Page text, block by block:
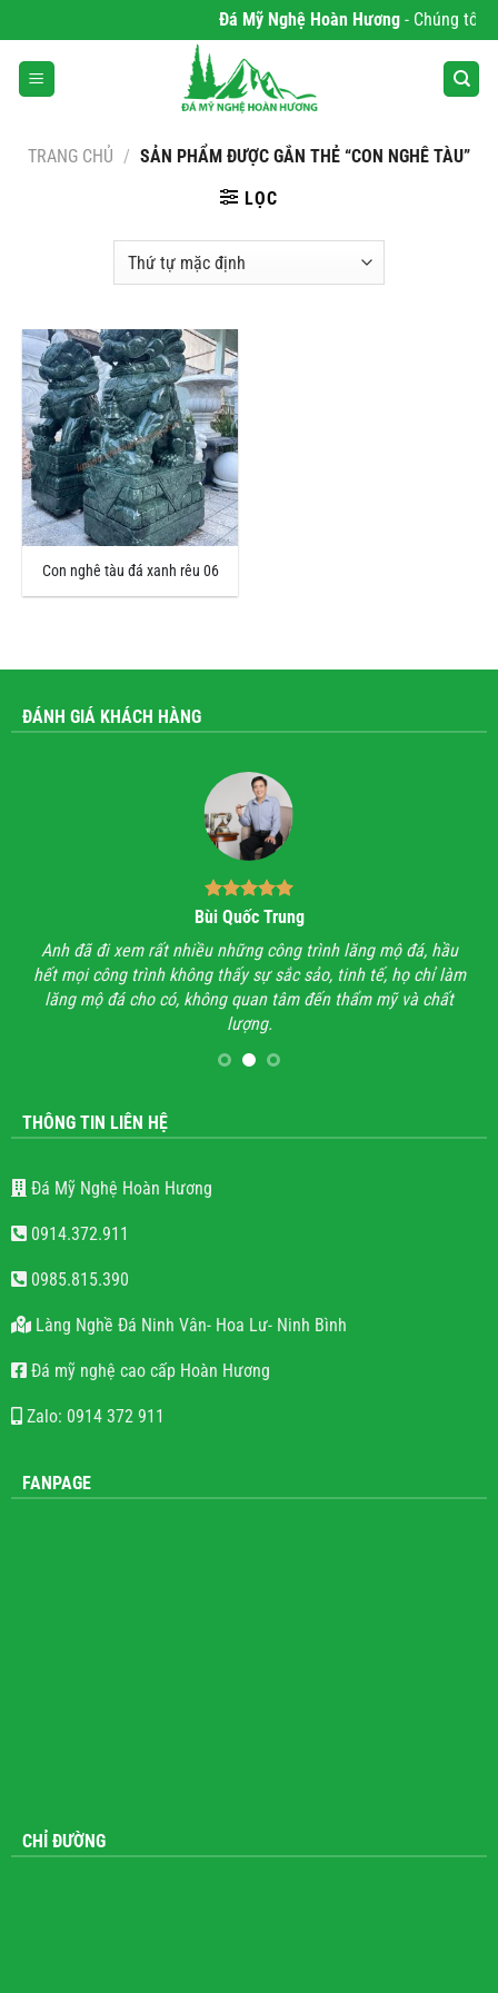
qua
nội
dung
Đá Mỹ Nghệ Hoàn Hương- Chúng tôi
TRANG CHỦ / SẢN PHẨM ĐƯỢC GẮN THẺ “CON NGHÊ TÀU”
LỌC
Con nghê tàu đá xanh rêu 06
ĐÁNH GIÁ KHÁCH HÀNG
Bùi Quốc Trung
Anh đã đi xem rất nhiều những công trình lăng mộ đá, hầu
hết mọi công trình không thấy sự sắc sảo, tinh tế, họ chỉ làm
lăng mộ đá cho có, không quan tâm đến thẩm mỹ và chất
lượng.
THÔNG TIN LIÊN HỆ
Đá Mỹ Nghệ Hoàn Hương
0914.372.911
0985.815.390
Làng Nghề Đá Ninh Vân- Hoa Lư- Ninh Bình
Đá mỹ nghệ cao cấp Hoàn Hương
Zalo: 0914 372 911
FANPAGE
CHỈ ĐƯỜNG